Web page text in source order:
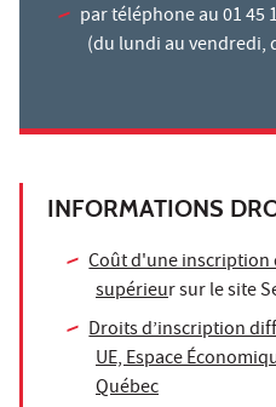
par téléphone au 01 45
(du lundi au vendredi,
INFORMATIONS
Coût d'une
supérieur sur le site
Droits d’inscription
UE, Espace
Québec